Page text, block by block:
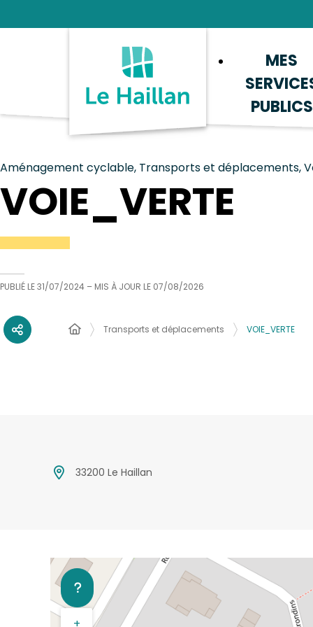
MES
PUBLICS
Aménagement cyclable, Transports et déplacements,
VOIE_VERTE
PUBLIÉ LE31/07/2024 – MIS À JOUR LE 07/08/2026
Transports et déplacements VOIE_VERTE
33200 Le Haillan
+